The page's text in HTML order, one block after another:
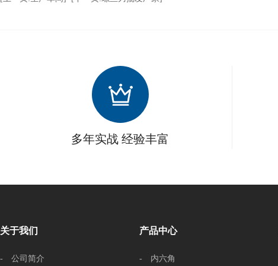
多年实战 经验丰富
关于我们
- 公司简介
产品中心
- 内六角